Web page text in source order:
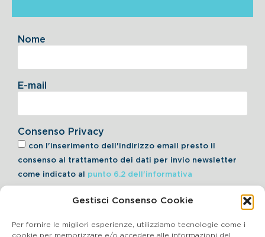
Gestisci Consenso Cookie
Per fornire le migliori esperienze, utilizziamo tecnologie come i
cookie per memorizzare e/o accedere alle informazioni del
Consenso Privacy
con l'inserimento dell'indirizzo email presto il
consenso al trattamento dei dati per invio newsletter
come indicato al punto 6.2 dell'informativa
Nome
E-mail
Iscriviti alla Newsletter